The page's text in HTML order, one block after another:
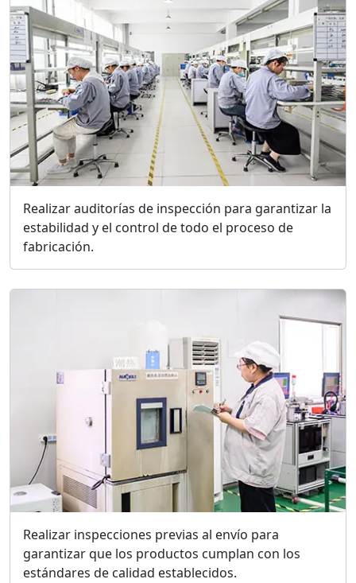
Realizar auditorías de inspección para garantizar la
estabilidad y el control de todo el proceso de
fabricación.
Realizar inspecciones previas al envío para
garantizar que los productos cumplan con los
estándares de calidad establecidos.